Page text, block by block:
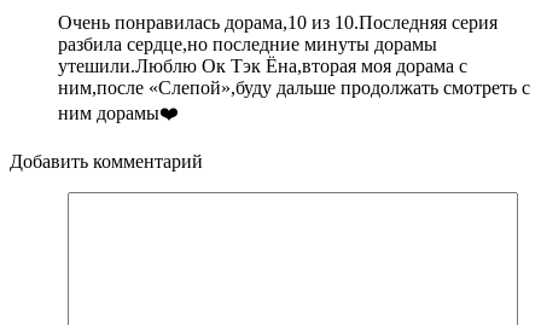
Очень понравилась дорама,10 из 10.Последняя серия
разбила сердце,но последние минуты дорамы
утешили.Люблю Ок Тэк Ёна,вторая моя дорама с
ним,после «Слепой»,буду дальше продолжать смотреть с
ним дорамы❤️‍
Добавить комментарий